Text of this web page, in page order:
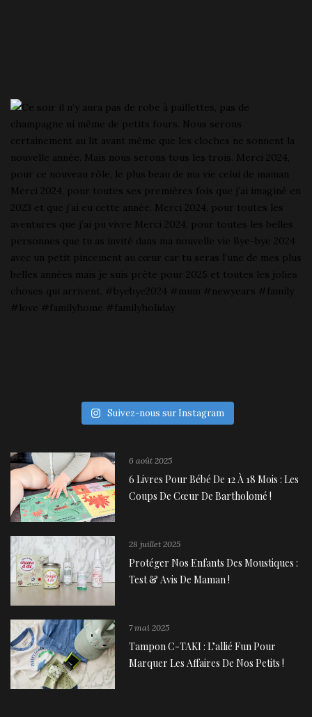
Suivez-nous sur Instagram
6 août 2025
6 Livres Pour Bébé De 12 À 18 Mois : Les
Coups De Cœur De Bartholomé !
28 juillet 2025
Protéger Nos Enfants Des Moustiques :
Test & Avis De Maman !
7 mai 2025
Tampon C-TAKI : L’allié Fun Pour
Marquer Les Affaires De Nos Petits !